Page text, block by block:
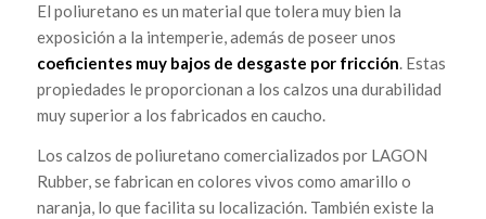
El poliuretano es un material que tolera muy bien la
exposición a la intemperie, además de poseer unos
coeficientes muy bajos de desgaste por fricción. Estas
propiedades le proporcionan a los calzos una durabilidad
muy superior a los fabricados en caucho.
Los calzos de poliuretano comercializados por LAGON
Rubber, se fabrican en colores vivos como amarillo o
naranja, lo que facilita su localización. También existe la